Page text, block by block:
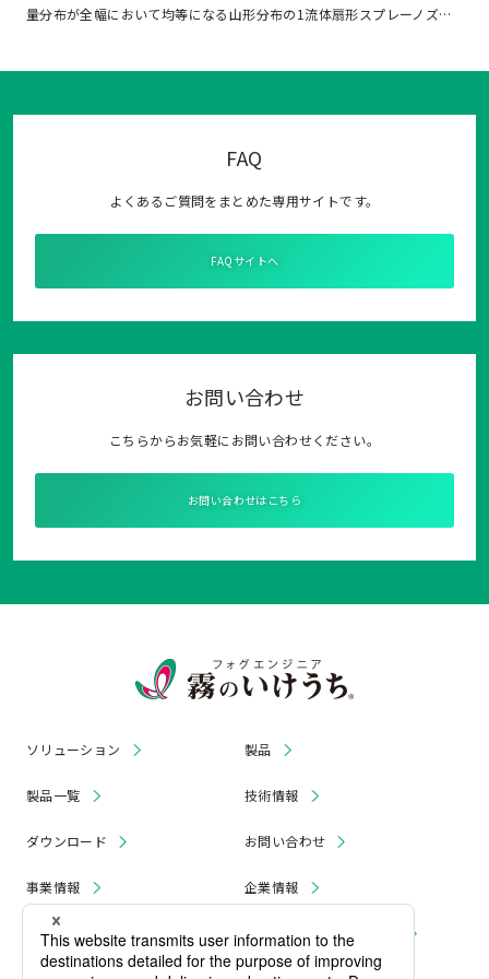
量分布が全幅において均等になる山形分布の1流体扇形スプレーノズ…
FAQ
よくあるご質問をまとめた専用サイトです。
FAQサイトへ
お問い合わせ
こちらからお気軽にお問い合わせください。
お問い合わせはこちら
ソリューション 製品
製品一覧 技術情報
ダウンロード お問い合わせ
事業情報 企業情報
お知らせ リコール・無償修理 情報